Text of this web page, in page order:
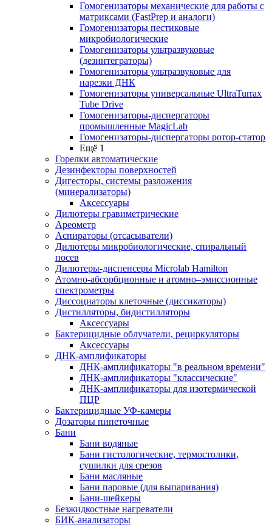
Гомогенизаторы механические для работы с
матриксами (FastPrep и аналоги)
Гомогенизаторы пестиковые
микробиологические
Гомогенизаторы ультразвуковые
(дезинтеграторы)
Гомогенизаторы ультразвуковые для
нарезки ДНК
Гомогенизаторы универсальные UltraTurrax
Tube Drive
Гомогенизаторы-диспергаторы
промышленные MagicLab
Гомогенизаторы-диспергаторы ротор-статор
Ещё 1
Горелки автоматические
Дезинфекторы поверхностей
Дигесторы, системы разложения
(минерализаторы)
Аксессуары
Дилютеры гравиметрические
Ареометр
Аспираторы (отсасыватели)
Дилютеры микробиологические, спиральный
посев
Дилютеры-диспенсеры Microlab Hamilton
Атомно-абсорбционные и атомно–эмиссионные
спектрометры
Диссоциаторы клеточные (диссикаторы)
Дистилляторы, бидистилляторы
Аксессуары
Бактерицидные облучатели, рециркуляторы
Аксессуары
ДНК-амплификаторы
ДНК-амплификаторы "в реальном времени"
ДНК-амплификаторы "классические"
ДНК-амплификаторы для изотермической
ПЦР
Бактерицидные УФ-камеры
Дозаторы пипеточные
Бани
Бани водяные
Бани гистологические, термостолики,
сушилки для срезов
Бани масляные
Бани паровые (для выпаривания)
Бани-шейкеры
Безжидкостные нагреватели
БИК-анализаторы